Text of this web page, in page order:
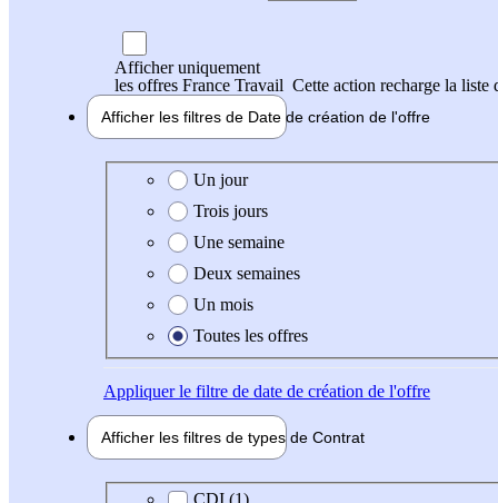
Afficher uniquement
les offres France Travail Cette action recharge la liste
Afficher les filtres de Date de création de l'offre
Date de création de l'offre
Un jour
Trois jours
Une semaine
Deux semaines
Un mois
Toutes les offres
Appliquerle filtre de date de création de l'offre
Afficher les filtres de types de Contrat
Type de contrat